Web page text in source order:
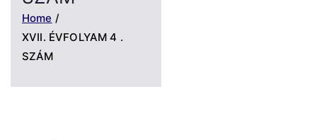
Home
XVII. ÉVFOLYAM 4 .
SZÁM